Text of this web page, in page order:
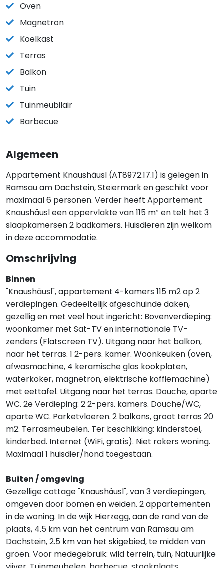
Oven
Magnetron
Koelkast
Terras
Balkon
Tuin
Tuinmeubilair
Barbecue
Algemeen
Appartement Knaushäusl (AT8972.17.1) is gelegen in
Ramsau am Dachstein, Steiermark en geschikt voor
maximaal 6 personen. Verder heeft Appartement
Knaushäusl een oppervlakte van 115 m² en telt het 3
slaapkamersen 2 badkamers. Huisdieren zijn welkom
in deze accommodatie.
Omschrijving
Binnen
"Knaushäusl", appartement 4-kamers 115 m2 op 2
verdiepingen. Gedeeltelijk afgeschuinde daken,
gezellig en met veel hout ingericht: Bovenverdieping:
woonkamer met Sat-TV en internationale TV-
zenders (Flatscreen TV). Uitgang naar het balkon,
naar het terras. 1 2-pers. kamer. Woonkeuken (oven,
afwasmachine, 4 keramische glas kookplaten,
waterkoker, magnetron, elektrische koffiemachine)
met eettafel. Uitgang naar het terras. Douche, aparte
WC. 2e Verdieping: 2 2-pers. kamers. Douche/WC,
aparte WC. Parketvloeren. 2 balkons, groot terras 20
m2. Terrasmeubelen. Ter beschikking: kinderstoel,
kinderbed. Internet (WiFi, gratis). Niet rokers woning.
Maximaal 1 huisdier/hond toegestaan.
Buiten / omgeving
Gezellige cottage "Knaushäusl", van 3 verdiepingen,
omgeven door bomen en weiden. 2 appartementen
in de woning. In de wijk Hierzegg, aan de rand van de
plaats, 4.5 km van het centrum van Ramsau am
Dachstein, 2.5 km van het skigebied, te midden van
groen. Voor medegebruik: wild terrein, tuin, Natuurlijke